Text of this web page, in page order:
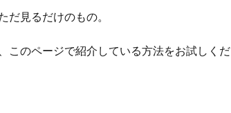
見るだけのもの。
このページで紹介している方法をお試しくだ